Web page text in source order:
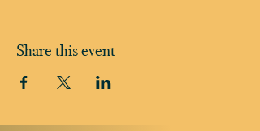
Share this event